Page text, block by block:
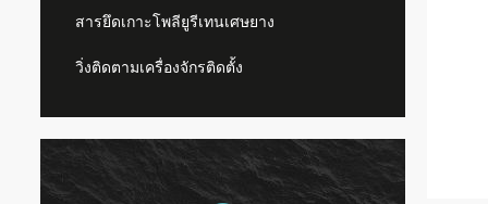
สารยึดเกาะโพลียูรีเทนเศษยาง
วิ่งติดตามเครื่องจักรติดตั้ง